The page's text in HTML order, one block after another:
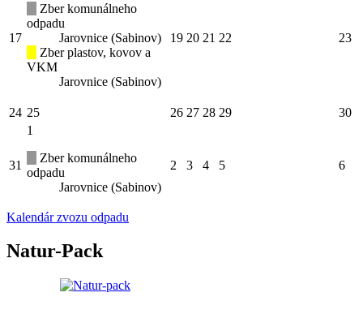
17
Zber komunálneho
odpadu
Jarovnice (Sabinov)
Zber plastov, kovov a
VKM
Jarovnice (Sabinov)
19 20 21 22 23
24 25 26 27 28 29 30
31
1
Zber komunálneho
odpadu
Jarovnice (Sabinov)
2 3 4 5 6
Kalendár zvozu odpadu
Natur-Pack